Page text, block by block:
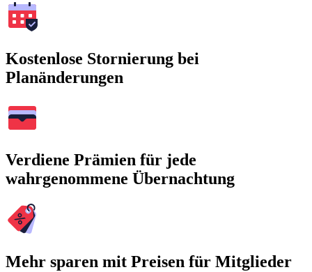
Kostenlose Stornierung bei
Planänderungen
Verdiene Prämien für jede
wahrgenommene Übernachtung
Mehr sparen mit Preisen für Mitglieder